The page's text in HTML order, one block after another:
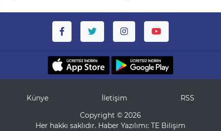
Künye İletişim
RSS
Copyright © 2026
Her hakkı saklıdır. Haber Yazılımı: TE Bilişim